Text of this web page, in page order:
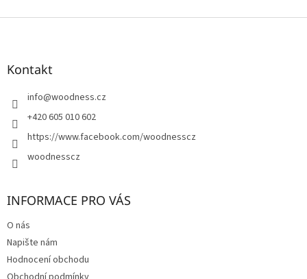
Z
Kontakt
info@woodness.cz
+420 605 010 602
https://www.facebook.com/woodnesscz
woodnesscz
INFORMACE PRO VÁS
O nás
Napište nám
Hodnocení obchodu